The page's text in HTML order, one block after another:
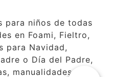
para niños de todas
en Foami, Fieltro,
para Navidad,
o Día del Padre,
manualidades